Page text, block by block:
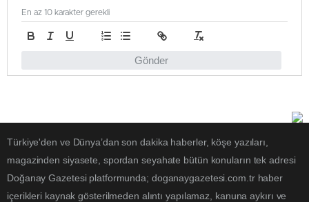
Gönder
En az 10 karakter gerekli
Türkiye'den ve Dünya’dan son dakika haberler, köşe yazıları,
magazinden siyasete, spordan seyahate bütün konuların tek adresi
Doğanay Gazetesi platformunda; doganaygazetesi.com.tr haber
içerikleri kaynak gösterilmeden alıntı yapılamaz, kanuna aykırı ve